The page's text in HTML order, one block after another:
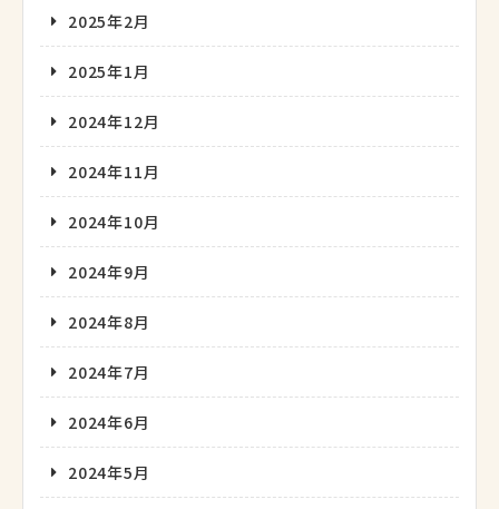
2025年2月
2025年1月
2024年12月
2024年11月
2024年10月
2024年9月
2024年8月
2024年7月
2024年6月
2024年5月